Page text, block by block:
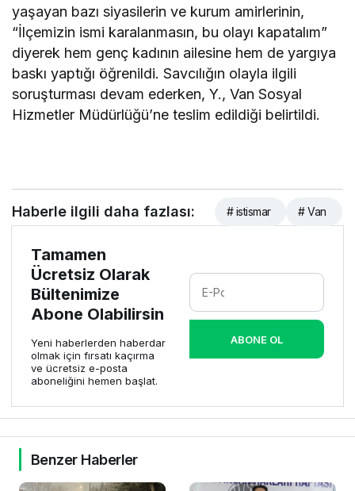
yaşayan bazı siyasilerin ve kurum amirlerinin,
“İlçemizin ismi karalanmasın, bu olayı kapatalım”
diyerek hem genç kadının ailesine hem de yargıya
baskı yaptığı öğrenildi. Savcılığın olayla ilgili
soruşturması devam ederken, Y., Van Sosyal
Hizmetler Müdürlüğü’ne teslim edildiği belirtildi.
Haberle ilgili daha fazlası: # istismar # Van
Tamamen
Ücretsiz Olarak
Bültenimize
Abone Olabilirsin
Yeni haberlerden haberdar
olmak için fırsatı kaçırma
ve ücretsiz e-posta
aboneliğini hemen başlat.
ABONE OL
Benzer Haberler